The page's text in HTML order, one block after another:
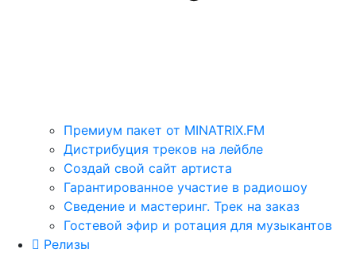
Премиум пакет от MINATRIX.FM
Дистрибуция треков на лейбле
Создай свой сайт артиста
Гарантированное участие в радиошоу
Сведение и мастеринг. Трек на заказ
Гостевой эфир и ротация для музыкантов
Релизы